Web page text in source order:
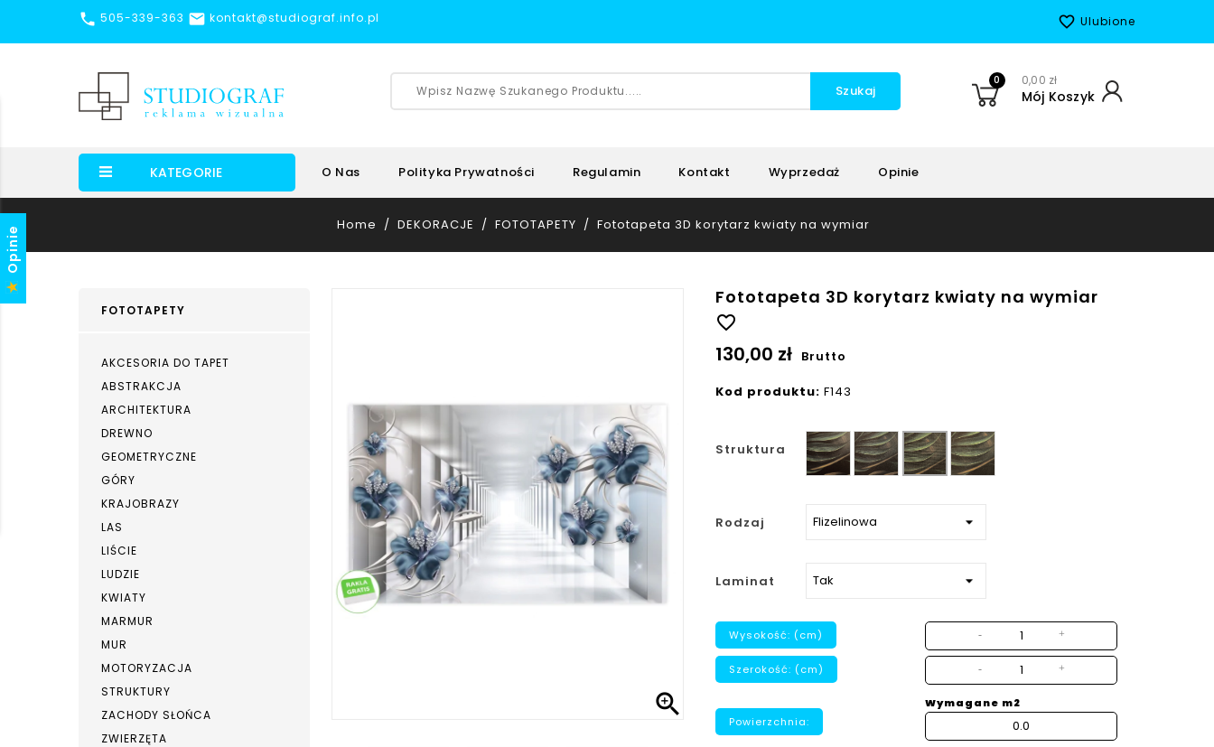
 505-339-363  kontakt@studiograf.info.pl favorite_border Ulubione
Szukaj
0 0,00 zł
Mój Koszyk
KATEGORIE O Nas Polityka Prywatności Regulamin Kontakt Wyprzedaż Opinie
Home DEKORACJE FOTOTAPETY Fototapeta 3D korytarz kwiaty na wymiar
FOTOTAPETY
AKCESORIA DO TAPET
ABSTRAKCJA
ARCHITEKTURA
DREWNO
GEOMETRYCZNE
GÓRY
KRAJOBRAZY
LAS
LIŚCIE
LUDZIE
KWIATY
MARMUR
MUR
MOTORYZACJA
STRUKTURY
ZACHODY SŁOŃCA
ZWIERZĘTA

Fototapeta 3D korytarz kwiaty na wymiar
favorite_border
130,00 zł Brutto
Kod produktu: F143
Struktura
Gładka Ziarno Płótno Beton
strukturalny
Rodzaj
Laminat
Wysokość: (cm) - +
Szerokość: (cm) - +
Powierzchnia:
Wymagane m2
Opinie